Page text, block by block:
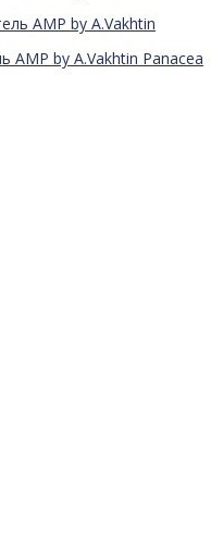
AMP by A.Vakhtin Panacea